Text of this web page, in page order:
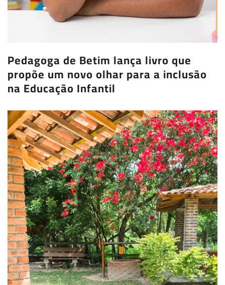
Pedagoga de Betim lança livro que
propõe um novo olhar para a inclusão
na Educação Infantil